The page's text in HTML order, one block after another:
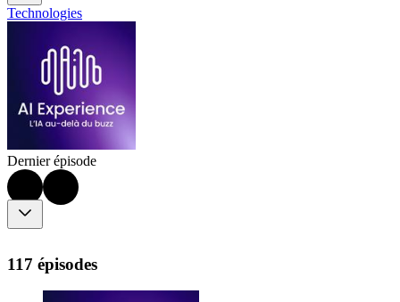
Technologies
Dernier épisode
117 épisodes